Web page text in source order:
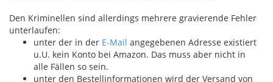
Den Kriminellen sind allerdings mehrere gravierende Fehler
unterlaufen:
unter der in der E-Mail angegebenen Adresse existiert
u.U. kein Konto bei Amazon. Das muss aber nicht in
alle Fällen so sein.
unter den Bestellinformationen wird der Versand von